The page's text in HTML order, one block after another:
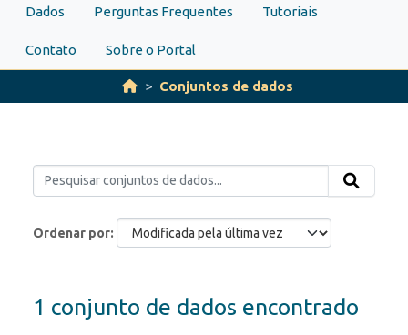
Dados Perguntas Frequentes Tutoriais
Contato Sobre o Portal
Conjuntos de dados
Ordenar por
1 conjunto de dados encontrado